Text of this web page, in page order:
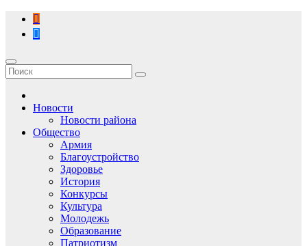
Перейти
содержимому
Новости
Новости района
Общество
Армия
Благоустройство
Здоровье
История
Конкурсы
Культура
Молодежь
Образование
Патриотизм